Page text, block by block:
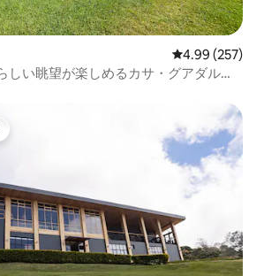
レビュー257
4.99 (257)
しい眺望が楽しめるカサ・グアダルー
イスです。